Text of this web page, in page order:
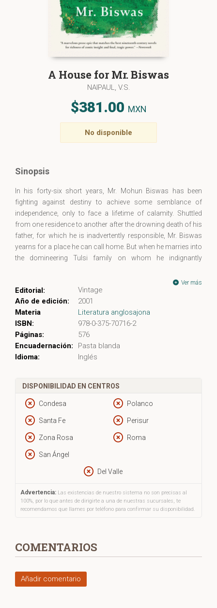
A House for Mr. Biswas
NAIPAUL, V.S.
$381.00 MXN
No disponible
Sinopsis
In his forty-six short years, Mr. Mohun Biswas has been
fighting against destiny to achieve some semblance of
independence, only to face a lifetime of calamity. Shuttled
from one residence to another after the drowning death of his
father, for which he is inadvertently responsible, Mr. Biswas
yearns for a place he can call home. But when he marries into
the domineering Tulsi family on whom he indignantly
and endless–struggle to weaken their hold over him and
purchase a house of his own. A heartrending, dark comedy
of manners, A House for Mr. Biswas masterfully evokes a
man’s quest for autonomy against an emblematic post-
colonial canvas.
Ver más
Editorial:
Vintage
Año de edición:
2001
Materia
Literatura anglosajona
ISBN:
978-0-375-70716-2
Páginas:
576
Encuadernación:
Pasta blanda
Idioma:
Inglés
DISPONIBILIDAD EN CENTROS
Condesa Polanco
Santa Fe Perisur
Zona Rosa Roma
San Ángel
Del Valle
Advertencia: Las existencias de nuestro sistema no son precisas al
100%, por lo que antes de dirigirte a una de nuestras sucursales, te
recomendamos que llames por teléfono para confirmar su disponibilidad.
COMENTARIOS
Añadir comentario